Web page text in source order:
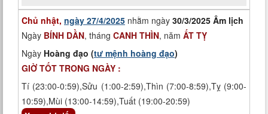
Chủ nhật, ngày 27/4/2025 nhằm ngày 30/3/2025 Âm lịch
Ngày BÍNH DẦN, tháng CANH THÌN, năm ẤT TỴ
Ngày Hoàng đạo (tư mệnh hoàng đạo)
GIỜ TỐT TRONG NGÀY :
Tí (23:00-0:59),Sửu (1:00-2:59),Thìn (7:00-8:59),Tỵ (9:00-
10:59),Mùi (13:00-14:59),Tuất (19:00-20:59)